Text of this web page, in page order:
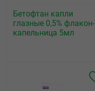
Бетофтан капли
глазные 0,5% флакон-
капельница 5мл